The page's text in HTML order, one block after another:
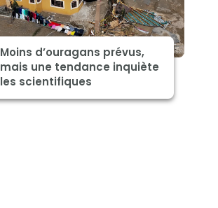
Moins d’ouragans prévus,
mais une tendance inquiète
les scientifiques